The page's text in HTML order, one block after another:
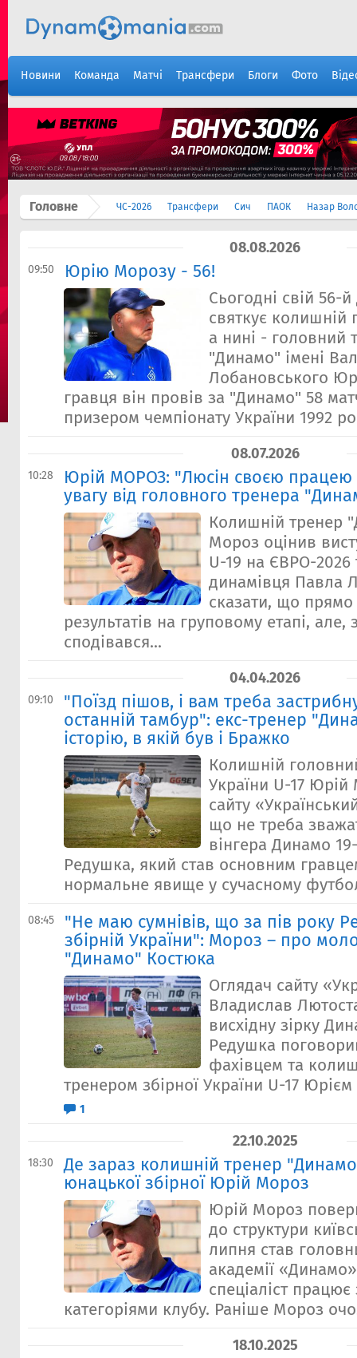
Новини Команда Матчі Трансфери Блоги Фото
Головне ЧС-2026 Трансфери Сич ПАОК Назар
08.08.2026
09:50 Юрію Морозу - 56!
Сьогодні свій 56-
святкує колишній
а нині -
"Динамо" імені
Лобановського
гравця він провів за "Динамо" 58
призером чемпіонату України 1992
08.07.2026
10:28
Юрій МОРОЗ: "Люсін своєю працею
увагу від головного тренера
Колишній тренер
Мороз оцінив
U-19 на ЄВРО-
динамівця Павла
сказати, що прямо
результатів на груповому етапі,
сподівався...
04.04.2026
09:10
"Поїзд пішов, і вам треба
останній тамбур": екс-тренер
історію, в якій був і Бражко
Колишній
України U-17
сайту
що не треба
вінгера Динамо
Редушка, який став основним
нормальне явище у сучасному
08:45
"Не маю сумнівів, що за пів року
збірній України": Мороз – про
"Динамо" Костюка
Оглядач сайту
Владислав
висхідну зірку
Редушка
фахівцем та
тренером збірної України U-17
1
22.10.2025
18:30
Де зараз колишній тренер
юнацької збірної Юрій Мороз
Юрій Мороз
до структури
липня став
академії
спеціаліст
категоріями клубу. Раніше Мороз
18.10.2025